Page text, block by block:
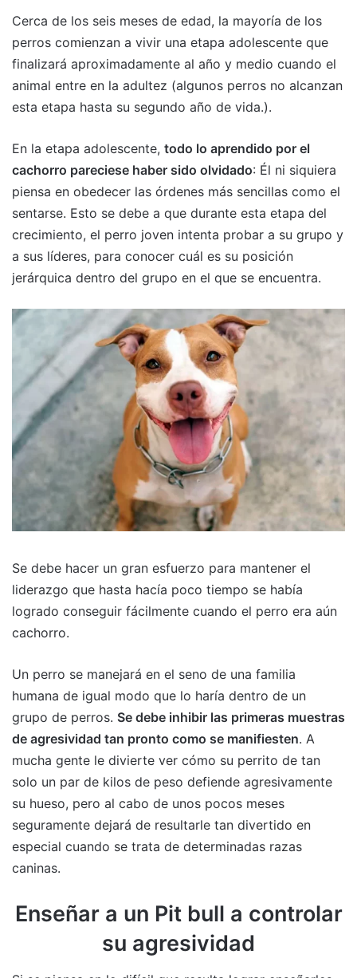
Cerca de los seis meses de edad, la mayoría de los
perros comienzan a vivir una etapa adolescente que
finalizará aproximadamente al año y medio cuando el
animal entre en la adultez (algunos perros no alcanzan
esta etapa hasta su segundo año de vida.).
En la etapa adolescente, todo lo aprendido por el
cachorro pareciese haber sido olvidado: Él ni siquiera
piensa en obedecer las órdenes más sencillas como el
sentarse. Esto se debe a que durante esta etapa del
crecimiento, el perro joven intenta probar a su grupo y
a sus líderes, para conocer cuál es su posición
jerárquica dentro del grupo en el que se encuentra.
Se debe hacer un gran esfuerzo para mantener el
liderazgo que hasta hacía poco tiempo se había
logrado conseguir fácilmente cuando el perro era aún
cachorro.
Un perro se manejará en el seno de una familia
humana de igual modo que lo haría dentro de un
grupo de perros. Se debe inhibir las primeras muestras
de agresividad tan pronto como se manifiesten. A
mucha gente le divierte ver cómo su perrito de tan
solo un par de kilos de peso defiende agresivamente
su hueso, pero al cabo de unos pocos meses
seguramente dejará de resultarle tan divertido en
especial cuando se trata de determinadas razas
caninas.
Enseñar a un Pit bull a controlar
su agresividad